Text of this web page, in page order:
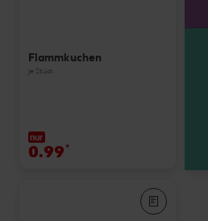
Flammkuchen
je Stück
nur
0.99*